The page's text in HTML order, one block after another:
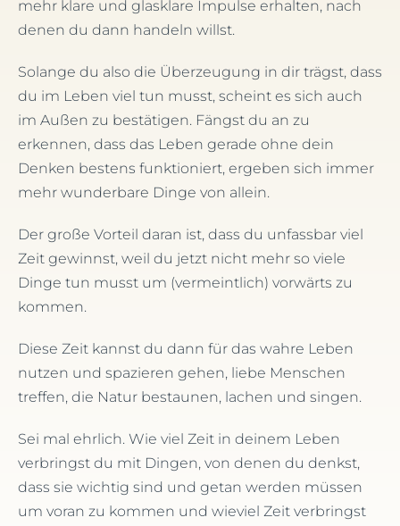
mehr klare und glasklare Impulse erhalten, nach
denen du dann handeln willst.
Solange du also die Überzeugung in dir trägst, dass
du im Leben viel tun musst, scheint es sich auch
im Außen zu bestätigen. Fängst du an zu
erkennen, dass das Leben gerade ohne dein
Denken bestens funktioniert, ergeben sich immer
mehr wunderbare Dinge von allein.
Der große Vorteil daran ist, dass du unfassbar viel
Zeit gewinnst, weil du jetzt nicht mehr so viele
Dinge tun musst um (vermeintlich) vorwärts zu
kommen.
Diese Zeit kannst du dann für das wahre Leben
nutzen und spazieren gehen, liebe Menschen
treffen, die Natur bestaunen, lachen und singen.
Sei mal ehrlich. Wie viel Zeit in deinem Leben
verbringst du mit Dingen, von denen du denkst,
dass sie wichtig sind und getan werden müssen
um voran zu kommen und wieviel Zeit verbringst